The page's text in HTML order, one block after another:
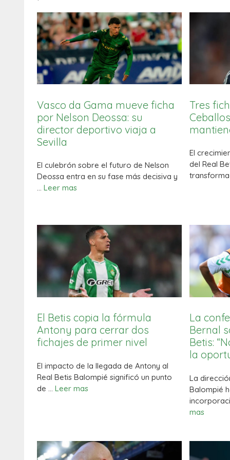
Vasco da Gama mueve ficha
por Nelson Deossa: su
director deportivo viaja a
Sevilla
El culebrón sobre el futuro de Nelson
Deossa entra en su fase más decisiva y
… Leer mas
Tres
El
del Real
El Betis copia la fórmula
Antony para cerrar dos
fichajes de primer nivel
El impacto de la llegada de Antony al
Real Betis Balompié significó un punto
de … Leer mas
La
Bernal
Betis:
la
La
Balompié
mas